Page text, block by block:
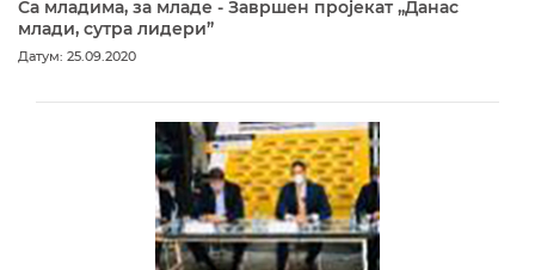
Са младима, за младе - Завршен пројекат „Данас
млади, сутра лидери”
Датум: 25.09.2020